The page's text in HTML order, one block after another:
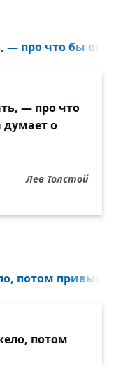
— про что бы он
— про что
о
Лев Толстой
потом
потом